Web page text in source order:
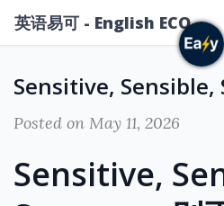
英语易可 - English ECO
Posted on May 11, 2026
Sensitive,